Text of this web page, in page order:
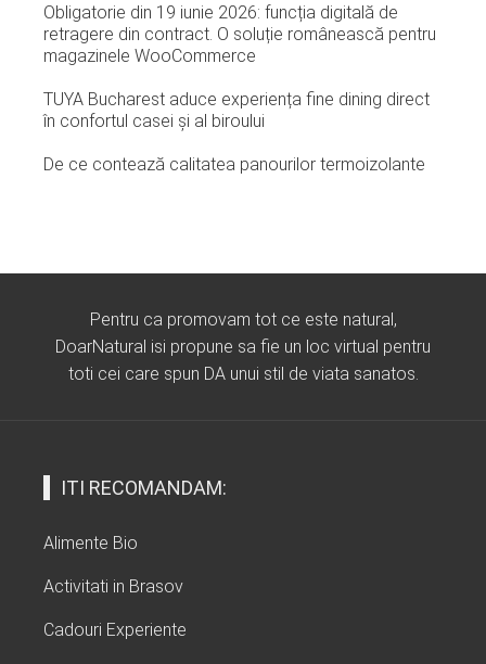
Obligatorie din 19 iunie 2026: funcția digitală de
retragere din contract. O soluție românească pentru
magazinele WooCommerce
TUYA Bucharest aduce experiența fine dining direct
în confortul casei și al biroului
De ce contează calitatea panourilor termoizolante
Pentru ca promovam tot ce este natural,
DoarNatural isi propune sa fie un loc virtual pentru
toti cei care spun DA unui stil de viata sanatos.
ITI RECOMANDAM:
Alimente Bio
Activitati in Brasov
Cadouri Experiente